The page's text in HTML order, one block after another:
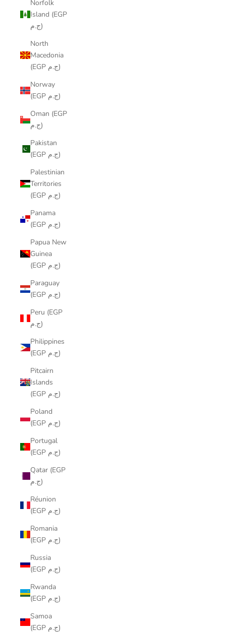
Norfolk
Island (EGP
ج.م)
North
Macedonia
(EGP ج.م)
Norway
(EGP ج.م)
Oman (EGP
ج.م)
Pakistan
(EGP ج.م)
Palestinian
Territories
(EGP ج.م)
Panama
(EGP ج.م)
Papua New
Guinea
(EGP ج.م)
Paraguay
(EGP ج.م)
Peru (EGP
ج.م)
Philippines
(EGP ج.م)
Pitcairn
Islands
(EGP ج.م)
Poland
(EGP ج.م)
Portugal
(EGP ج.م)
Qatar (EGP
ج.م)
Réunion
(EGP ج.م)
Romania
(EGP ج.م)
Russia
(EGP ج.م)
Rwanda
(EGP ج.م)
Samoa
(EGP ج.م)